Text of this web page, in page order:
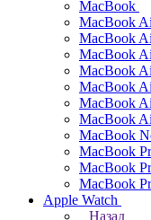
MacBook
MacBook
MacBook
MacBook
MacBook
MacBook
MacBook
MacBook
MacBook
MacBook
MacBook
MacBook
Apple Watch
Назад